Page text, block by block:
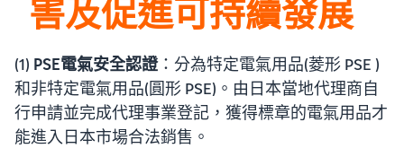
害及促進可持續發展
(1) PSE電氣安全認證：分為特定電氣用品(菱形 PSE )
和非特定電氣用品(圓形 PSE)。由日本當地代理商自
行申請並完成代理事業登記，獲得標章的電氣用品才
能進入日本市場合法銷售。